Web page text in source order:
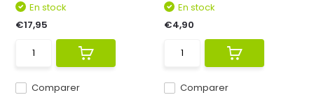
Comparer
En stock
€17,95
Comparer
En stock
€4,90